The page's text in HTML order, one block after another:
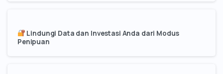
Lindungi Data dan Investasi Anda dari Modus
Penipuan